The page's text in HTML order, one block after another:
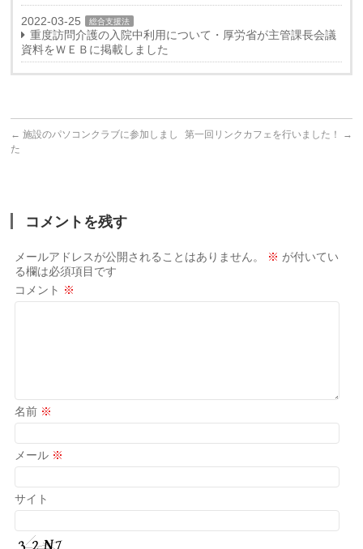
2022-03-25 総合支援法
重度訪問介護の入院中利用について・厚労省が主管課長会議
資料をＷＥＢに掲載しました
← 施設のパソコンクラブに参加しまし
た
第一回リンクカフェを行いました！ →
コメントを残す
メールアドレスが公開されることはありません。 ※ が付いてい
る欄は必須項目です
コメント ※
名前 ※
メール ※
サイト